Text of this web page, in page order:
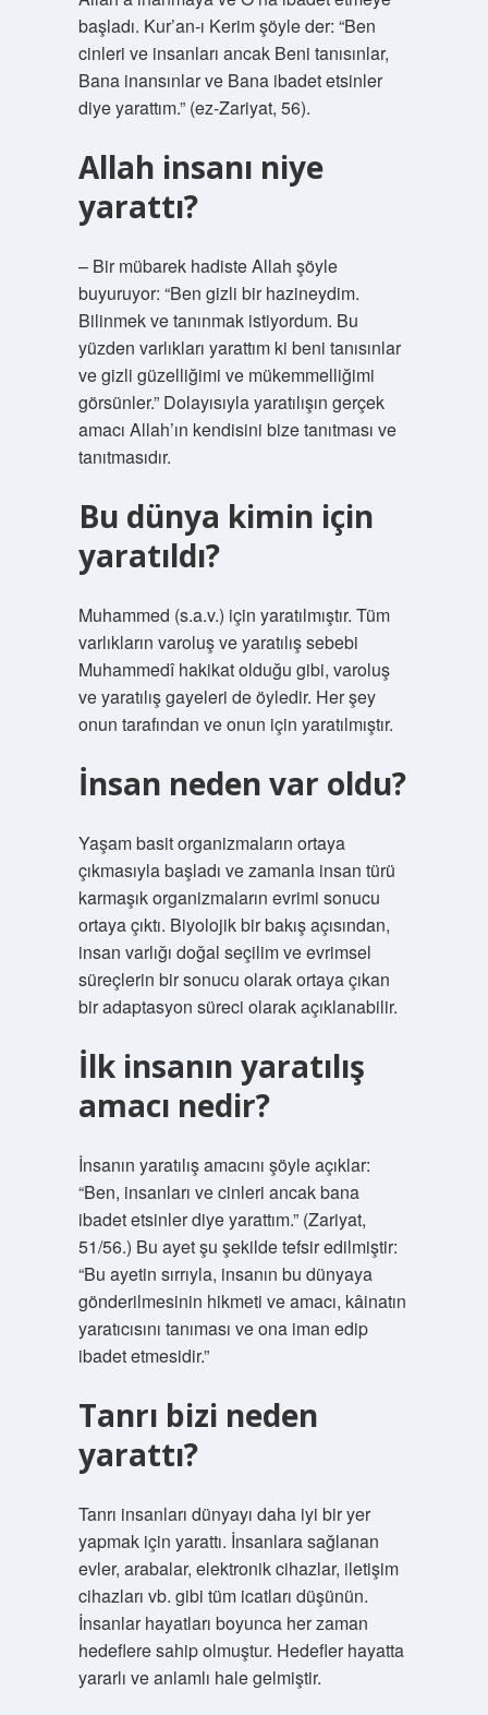
başladı. Kur’an-ı Kerim şöyle der: “Ben
cinleri ve insanları ancak Beni tanısınlar,
Bana inansınlar ve Bana ibadet etsinler
diye yarattım.” (ez-Zariyat, 56).
Allah insanı niye
yarattı?
– Bir mübarek hadiste Allah şöyle
buyuruyor: “Ben gizli bir hazineydim.
Bilinmek ve tanınmak istiyordum. Bu
yüzden varlıkları yarattım ki beni tanısınlar
ve gizli güzelliğimi ve mükemmelliğimi
görsünler.” Dolayısıyla yaratılışın gerçek
amacı Allah’ın kendisini bize tanıtması ve
tanıtmasıdır.
Bu dünya kimin için
yaratıldı?
Muhammed (s.a.v.) için yaratılmıştır. Tüm
varlıkların varoluş ve yaratılış sebebi
Muhammedî hakikat olduğu gibi, varoluş
ve yaratılış gayeleri de öyledir. Her şey
onun tarafından ve onun için yaratılmıştır.
İnsan neden var oldu?
Yaşam basit organizmaların ortaya
çıkmasıyla başladı ve zamanla insan türü
karmaşık organizmaların evrimi sonucu
ortaya çıktı. Biyolojik bir bakış açısından,
insan varlığı doğal seçilim ve evrimsel
süreçlerin bir sonucu olarak ortaya çıkan
bir adaptasyon süreci olarak açıklanabilir.
İlk insanın yaratılış
amacı nedir?
İnsanın yaratılış amacını şöyle açıklar:
“Ben, insanları ve cinleri ancak bana
ibadet etsinler diye yarattım.” (Zariyat,
51/56.) Bu ayet şu şekilde tefsir edilmiştir:
“Bu ayetin sırrıyla, insanın bu dünyaya
gönderilmesinin hikmeti ve amacı, kâinatın
yaratıcısını tanıması ve ona iman edip
ibadet etmesidir.”
Tanrı bizi neden
yarattı?
Tanrı insanları dünyayı daha iyi bir yer
yapmak için yarattı. İnsanlara sağlanan
evler, arabalar, elektronik cihazlar, iletişim
cihazları vb. gibi tüm icatları düşünün.
İnsanlar hayatları boyunca her zaman
hedeflere sahip olmuştur. Hedefler hayatta
yararlı ve anlamlı hale gelmiştir.